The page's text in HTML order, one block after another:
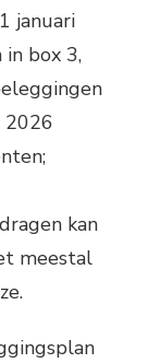
januari
box 3,
2026
kan
meestal